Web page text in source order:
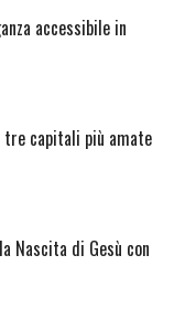
accessibile in
tre capitali più amate
Nascita di Gesù con